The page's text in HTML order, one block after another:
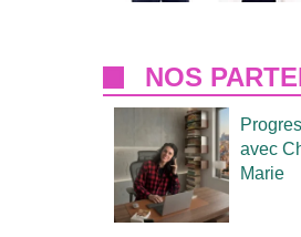
NOS
avec
Marie